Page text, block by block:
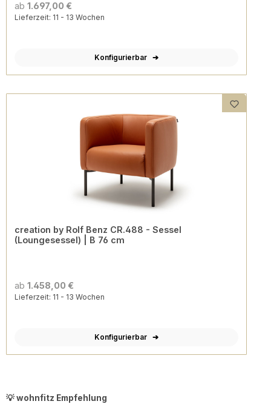
ab 1.697,00 €
Lieferzeit: 11 - 13 Wochen
Konfigurierbar
creation by Rolf Benz CR.488 - Sessel
(Loungesessel) | B 76 cm
ab 1.458,00 €
Lieferzeit: 11 - 13 Wochen
Konfigurierbar
💡 wohnfitz Empfehlung